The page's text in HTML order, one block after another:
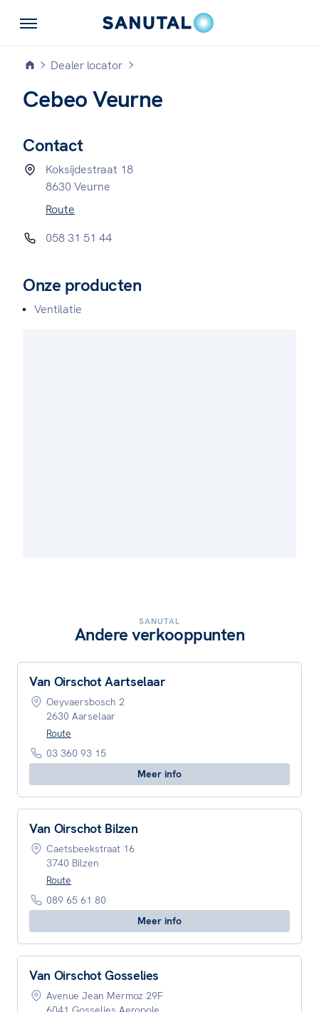
Dealer locator
Cebeo Veurne
Contact
Koksijdestraat 18
8630 Veurne
Route
058 31 51 44
Onze producten
Ventilatie
SANUTAL
Andere verkooppunten
Van Oirschot Aartselaar
Oeyvaersbosch 2
2630 Aarselaar
Route
03 360 93 15
Meer info
Van Oirschot Bilzen
Caetsbeekstraat 16
3740 Bilzen
Route
089 65 61 80
Meer info
Van Oirschot Gosselies
Avenue Jean Mermoz 29F